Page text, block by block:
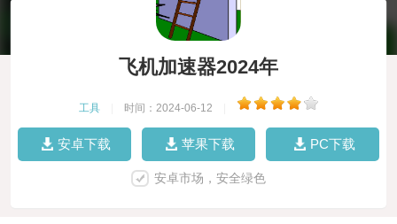
飞机加速器2024年
工具 时间：2024-06-12
安卓下载 苹果下载 PC下载
安卓市场，安全绿色